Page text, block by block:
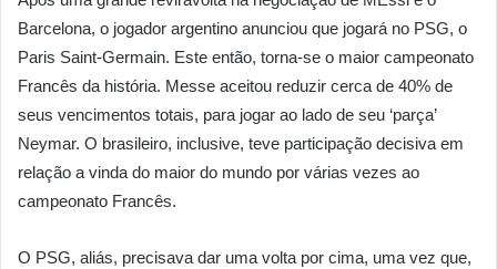
Barcelona, o jogador argentino anunciou que jogará no PSG, o
Paris Saint-Germain. Este então, torna-se o maior campeonato
Francês da história. Messe aceitou reduzir cerca de 40% de
seus vencimentos totais, para jogar ao lado de seu ‘parça’
Neymar. O brasileiro, inclusive, teve participação decisiva em
relação a vinda do maior do mundo por várias vezes ao
campeonato Francês.
O PSG, aliás, precisava dar uma volta por cima, uma vez que,